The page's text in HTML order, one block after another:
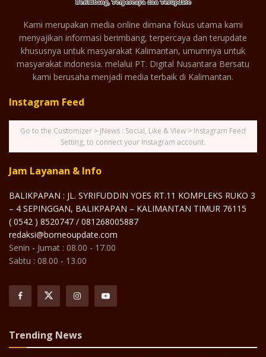
Kami merupakan media online dimana fokus utama kami
menyajikan informasi berimbang, terpercaya dan terupdate
khususnya untuk masyarakat Kalimantan, umumnya untuk
masyarakat indonesia. melalui PT. Digital Nusantara Bersatu
kami berusaha menjadi media terbaik di Kalimantan.
Instagram Feed
Go to the Customizer > JNews : Social, Like & View > Instagram Feed
Setting, to connect your Instagram account.
Jam Layanan & Info
BALIKPAPAN : JL. SYRIFUDDIN YOES RT.11 KOMPLEKS RUKO 3
– 4 SEPINGGAN, BALIKPAPAN – KALIMANTAN TIMUR 76115
( 0542 ) 8520747 / 081268005887
redaksi@borneoupdate.com
Senin - Jumat : 08.00 - 17.00
Sabtu : 08.00 - 13.00
Trending News